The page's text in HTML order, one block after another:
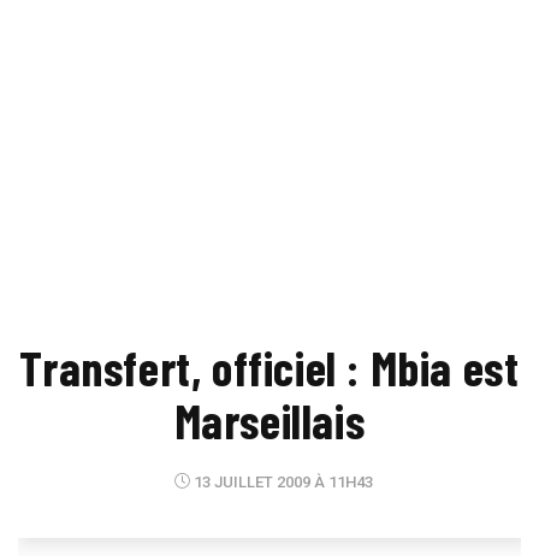
Transfert, officiel : Mbia est
Marseillais
13 JUILLET 2009 À 11H43